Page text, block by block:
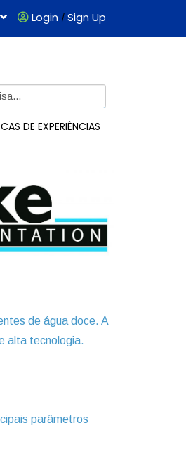
Login / Sign Up
DE EXPERIÊNCIAS
de água doce. A
alta tecnologia.
parâmetros